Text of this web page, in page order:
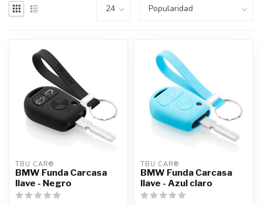
TBU CAR®
BMW Funda Carcasa
llave - Negro
TBU CAR®
BMW Funda Carcasa
llave - Azul claro